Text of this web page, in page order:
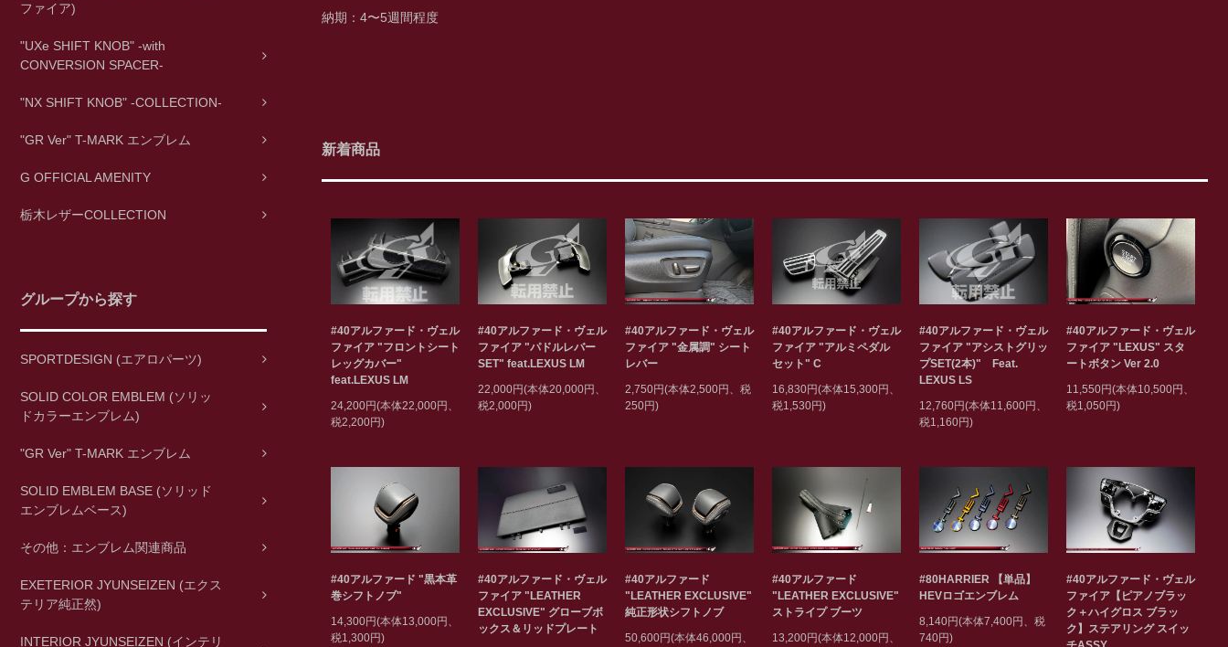
ファイア)
"UXe SHIFT KNOB" -with
CONVERSION SPACER-
"NX SHIFT KNOB" -COLLECTION-
"GR Ver" T-MARK エンブレム
G OFFICIAL AMENITY
栃木レザーCOLLECTION
グループから探す
SPORTDESIGN (エアロパーツ)
SOLID COLOR EMBLEM (ソリッ
ドカラーエンブレム)
"GR Ver" T-MARK エンブレム
SOLID EMBLEM BASE (ソリッド
エンブレムベース)
その他：エンブレム関連商品
EXETERIOR JYUNSEIZEN (エクス
テリア純正然)
INTERIOR JYUNSEIZEN (インテリ
納期：4〜5週間程度
新着商品
#40アルファード・ヴェル
ファイア "フロントシート
レッグカバー"
feat.LEXUS LM
24,200円(本体22,000円、
税2,200円)
#40アルファード・ヴェル
ファイア "パドルレバー
SET" feat.LEXUS LM
22,000円(本体20,000円、
税2,000円)
#40アルファード・ヴェル
ファイア "金属調" シート
レバー
2,750円(本体2,500円、税
250円)
#40アルファード・ヴェル
ファイア "アルミペダル
セット" C
16,830円(本体15,300円、
税1,530円)
#40アルファード・ヴェル
ファイア "アシストグリッ
プSET(2本)" Feat.
LEXUS LS
12,760円(本体11,600円、
税1,160円)
#40アルファード・ヴェル
ファイア "LEXUS" スタ
ートボタン Ver 2.0
11,550円(本体10,500円、
税1,050円)
#40アルファード "黒本革
巻シフトノブ"
14,300円(本体13,000円、
税1,300円)
#40アルファード・ヴェル
ファイア "LEATHER
EXCLUSIVE" グローブボ
ックス＆リッドプレート
#40アルファード
"LEATHER EXCLUSIVE"
純正形状シフトノブ
50,600円(本体46,000円、
#40アルファード
"LEATHER EXCLUSIVE"
ストライプ ブーツ
13,200円(本体12,000円、
#80HARRIER 【単品】
HEVロゴエンブレム
8,140円(本体7,400円、税
740円)
#40アルファード・ヴェル
ファイア【ピアノブラッ
ク＋ハイグロス ブラッ
ク】ステアリング スイッ